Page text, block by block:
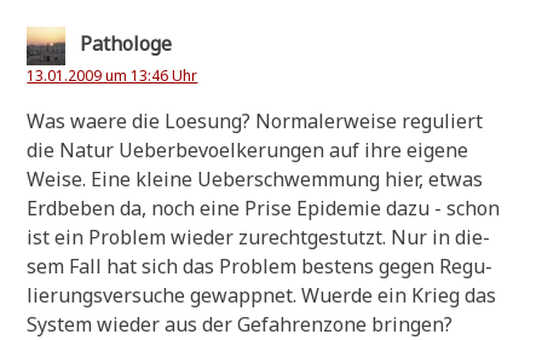
Pathologe
13.01.2009 um 13:46 Uhr
Was wae­re die Loe­sung? Nor­ma­ler­wei­se regu­liert
die Natur Ueber­be­voel­ke­run­gen auf ihre eige­ne
Wei­se. Eine klei­ne Ueber­schwem­mung hier, etwas
Erd­be­ben da, noch eine Pri­se Epi­de­mie dazu - schon
ist ein Pro­blem wie­der zurecht­ge­stutzt. Nur in die­
sem Fall hat sich das Pro­blem bestens gegen Regu­
lie­rungs­ver­su­che gewapp­net. Wuer­de ein Krieg das
System wie­der aus der Gefah­ren­zo­ne bringen?